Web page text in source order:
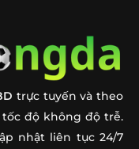
Ngày 17/06: Dự Đoán
Ngày 15/06 – Chốt
trực tuyến và theo
độ không độ trễ.
nhật liên tục 24/7